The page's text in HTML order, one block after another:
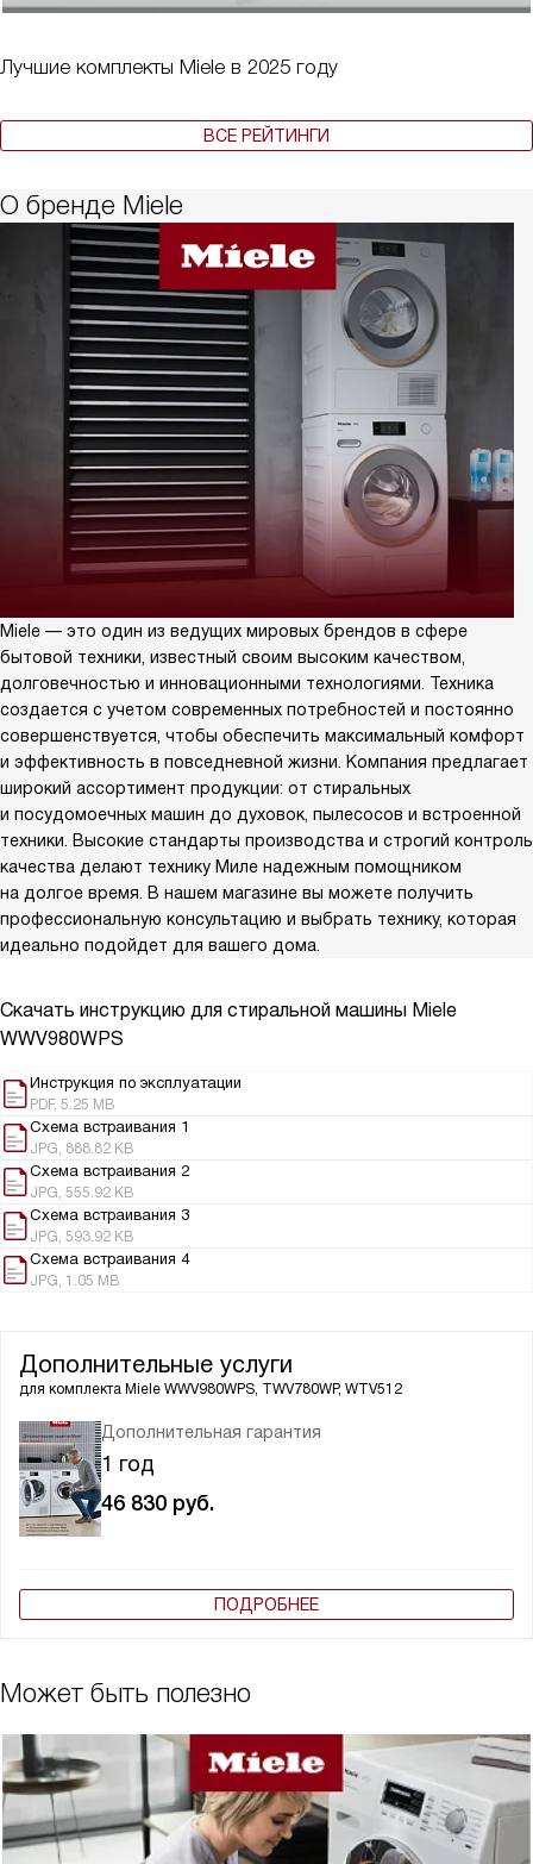
Лучшие комплекты Miele в 2025 году
ВСЕ РЕЙТИНГИ
О бренде Miele
Miele — это один из ведущих мировых брендов в сфере
бытовой техники, известный своим высоким качеством,
долговечностью и инновационными технологиями. Техника
создается с учетом современных потребностей и постоянно
совершенствуется, чтобы обеспечить максимальный комфорт
и эффективность в повседневной жизни. Компания предлагает
широкий ассортимент продукции: от стиральных
и посудомоечных машин до духовок, пылесосов и встроенной
техники. Высокие стандарты производства и строгий контроль
качества делают технику Миле надежным помощником
на долгое время. В нашем магазине вы можете получить
профессиональную консультацию и выбрать технику, которая
идеально подойдет для вашего дома.
Скачать инструкцию для стиральной машины Miele
WWV980WPS
Инструкция по эксплуатации
PDF, 5.25 MB
Схема встраивания 1
JPG, 888.82 KB
Схема встраивания 2
JPG, 555.92 KB
Схема встраивания 3
JPG, 593.92 KB
Схема встраивания 4
JPG, 1.05 MB
Дополнительные услуги
для комплекта Miele WWV980WPS, TWV780WP, WTV512
Дополнительная гарантия
1 год
46 830 руб.
ПОДРОБНЕЕ
Может быть полезно